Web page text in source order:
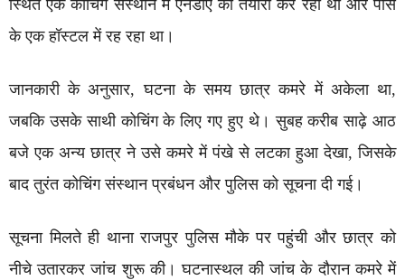
स्थित एक कोचिंग संस्थान में एनडीए की तैयारी कर रहा था और पास
के एक हॉस्टल में रह रहा था।
जानकारी के अनुसार, घटना के समय छात्र कमरे में अकेला था,
जबकि उसके साथी कोचिंग के लिए गए हुए थे। सुबह करीब साढ़े आठ
बजे एक अन्य छात्र ने उसे कमरे में पंखे से लटका हुआ देखा, जिसके
बाद तुरंत कोचिंग संस्थान प्रबंधन और पुलिस को सूचना दी गई।
सूचना मिलते ही थाना राजपुर पुलिस मौके पर पहुंची और छात्र को
नीचे उतारकर जांच शुरू की। घटनास्थल की जांच के दौरान कमरे में